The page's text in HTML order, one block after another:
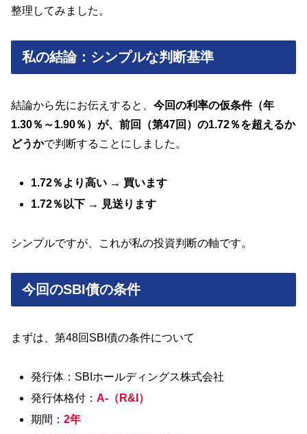
整理してみました。
私の結論：シンプルな判断基準
結論から先にお伝えすると、 今回の利率の仮条件（年
1.30％～1.90％）が、前回（第47回）の1.72％を超えるか
どうかで判断することにしました。
1.72％より高い → 買います
1.72％以下 → 見送ります
シンプルですが、これが私の投資判断の軸です。
今回のSBI債の条件
まずは、第48回SBI債の条件について
発行体：SBIホールディングス株式会社
発行体格付：A-（R&I）
期間：2年